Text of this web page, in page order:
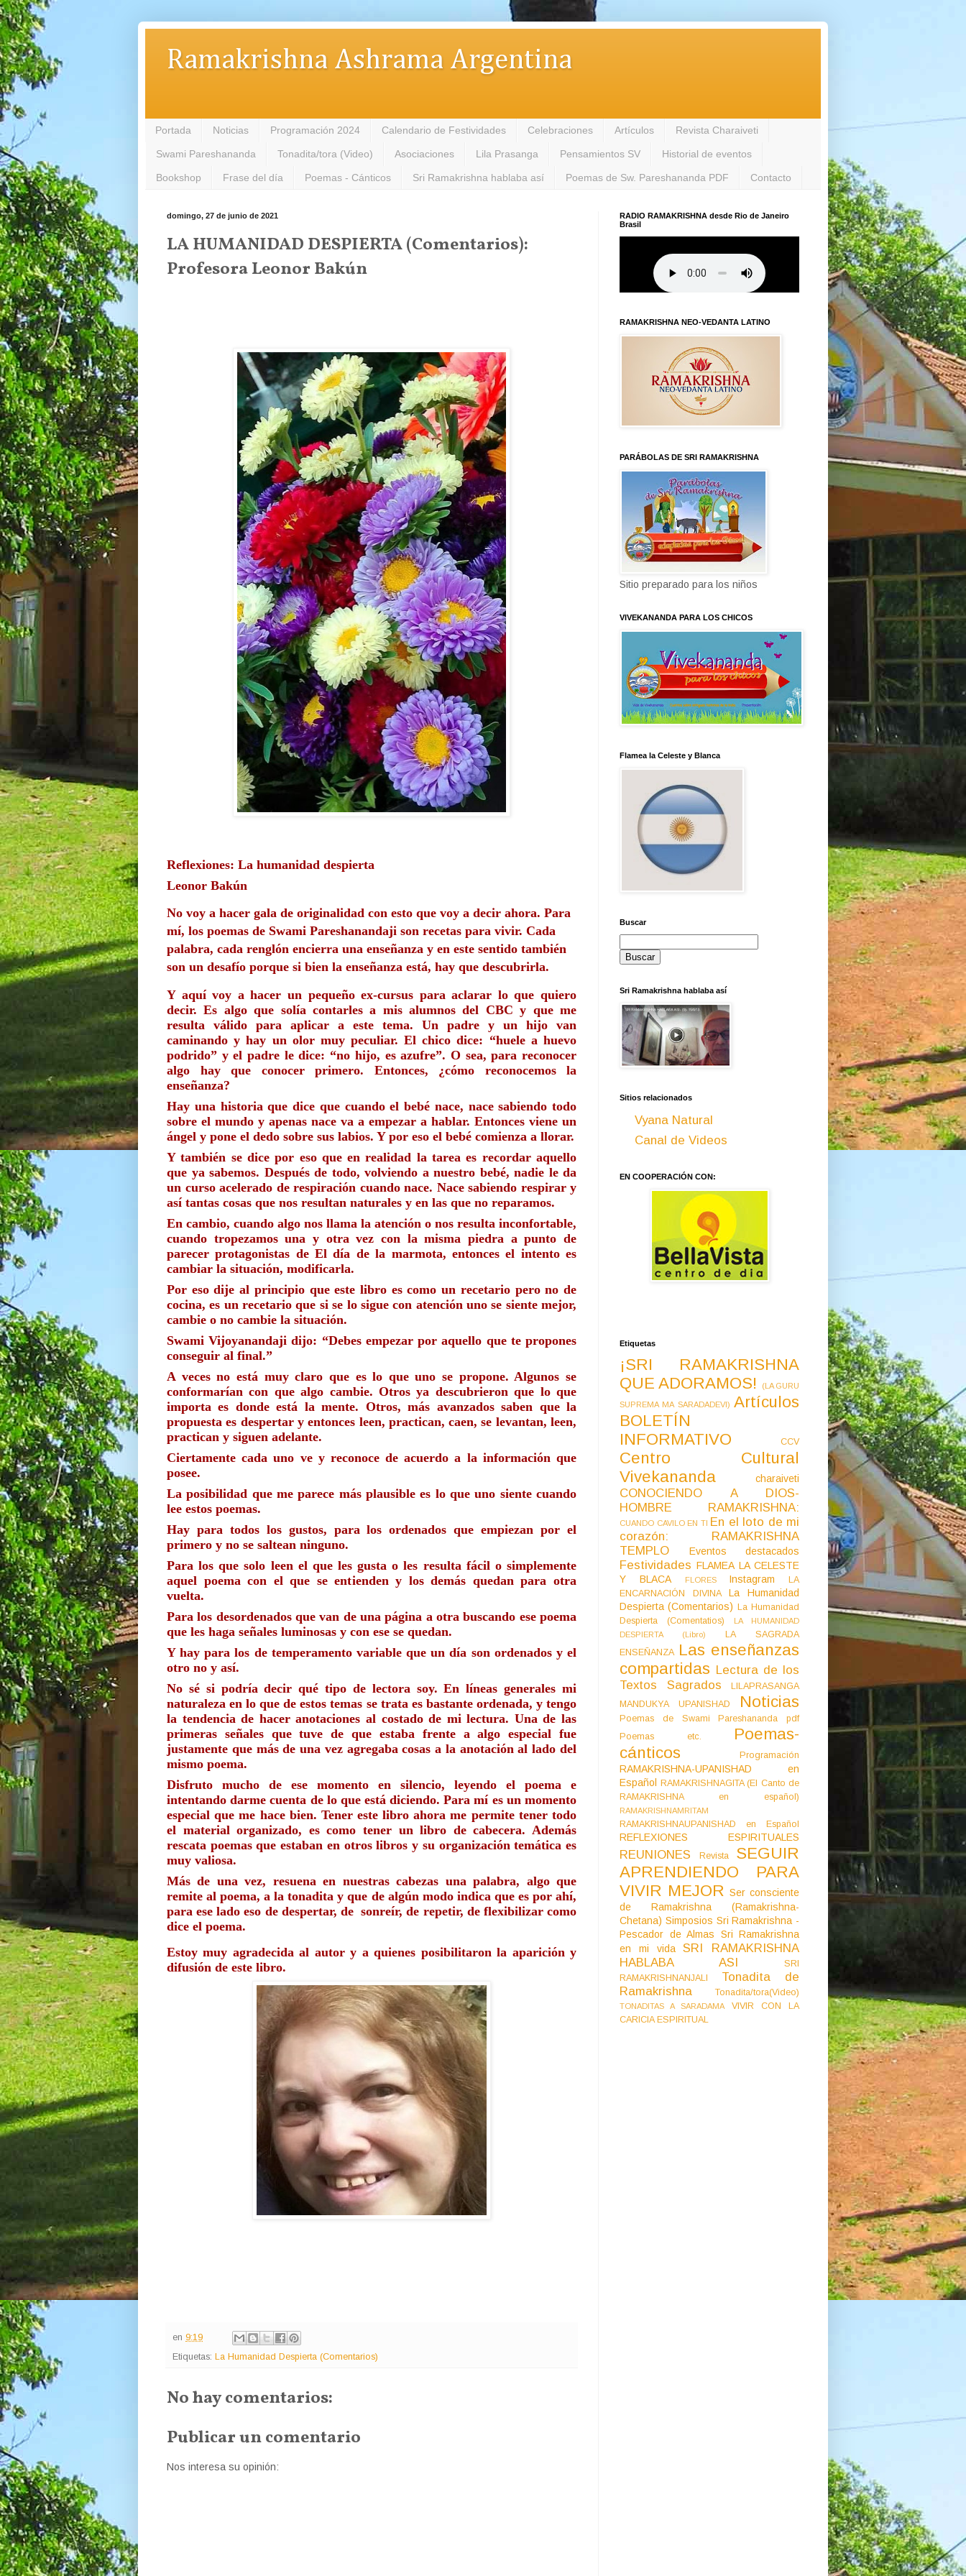
Ramakrishna Ashrama Argentina
Portada Noticias Programación 2024 Calendario de Festividades Celebraciones Artículos Revista Charaiveti
Swami Pareshananda Tonadita/tora (Video) Asociaciones Lila Prasanga Pensamientos SV Historial de eventos
Bookshop Frase del día Poemas - Cánticos Sri Ramakrishna hablaba así Poemas de Sw. Pareshananda PDF Contacto
domingo, 27 de junio de 2021
LA HUMANIDAD DESPIERTA (Comentarios):
Profesora Leonor Bakún
Reflexiones: La humanidad despierta
Leonor Bakún
No voy a hacer gala de originalidad con esto que voy a decir ahora. Para
mí, los poemas de Swami Pareshanandaji son recetas para vivir. Cada
palabra, cada renglón encierra una enseñanza y en este sentido también
son un desafío porque si bien la enseñanza está, hay que descubrirla.
Y aquí voy a hacer un pequeño ex-cursus para aclarar lo que quiero
decir. Es algo que solía contarles a mis alumnos del CBC y que me
resulta válido para aplicar a este tema. Un padre y un hijo van
caminando y hay un olor muy peculiar. El chico dice: “huele a huevo
podrido” y el padre le dice: “no hijo, es azufre”. O sea, para reconocer
algo hay que conocer primero. Entonces, ¿cómo reconocemos la
enseñanza?
Hay una historia que dice que cuando el bebé nace, nace sabiendo todo
sobre el mundo y apenas nace va a empezar a hablar. Entonces viene un
ángel y pone el dedo sobre sus labios. Y por eso el bebé comienza a llorar.
Y también se dice por eso que en realidad la tarea es recordar aquello
que ya sabemos. Después de todo, volviendo a nuestro bebé, nadie le da
un curso acelerado de respiración cuando nace. Nace sabiendo respirar y
así tantas cosas que nos resultan naturales y en las que no reparamos.
En cambio, cuando algo nos llama la atención o nos resulta inconfortable,
cuando tropezamos una y otra vez con la misma piedra a punto de
parecer protagonistas de El día de la marmota, entonces el intento es
cambiar la situación, modificarla.
Por eso dije al principio que este libro es como un recetario pero no de
cocina, es un recetario que si se lo sigue con atención uno se siente mejor,
cambie o no cambie la situación.
Swami Vijoyanandaji dijo: “Debes empezar por aquello que te propones
conseguir al final.”
A veces no está muy claro que es lo que uno se propone. Algunos se
conformarían con que algo cambie. Otros ya descubrieron que lo que
importa es donde está la mente. Otros, más avanzados saben que la
propuesta es despertar y entonces leen, practican, caen, se levantan, leen,
practican y siguen adelante.
Ciertamente cada uno ve y reconoce de acuerdo a la información que
posee.
La posibilidad que me parece más plausible es lo que uno siente cuando
lee estos poemas.
Hay para todos los gustos, para los ordenados que empiezan por el
primero y no se saltean ninguno.
Para los que solo leen el que les gusta o les resulta fácil o simplemente
aquel poema con el que se entienden y los demás quedan para otra
vuelta.
Para los desordenados que van de una página a otra buscando ese poema
que les haga señales luminosas y con ese se quedan.
Y hay para los de temperamento variable que un día son ordenados y el
otro no y así.
No sé si podría decir qué tipo de lectora soy. En líneas generales mi
naturaleza en lo que de estos temas se trata es bastante ordenada, y tengo
la tendencia de hacer anotaciones al costado de mi lectura. Una de las
primeras señales que tuve de que estaba frente a algo especial fue
justamente que más de una vez agregaba cosas a la anotación al lado del
mismo poema.
Disfruto mucho de ese momento en silencio, leyendo el poema e
intentando darme cuenta de lo que está diciendo. Para mí es un momento
especial que me hace bien. Tener este libro ahora me permite tener todo
el material organizado, es como tener un libro de cabecera. Además
rescata poemas que estaban en otros libros y su organización temática es
muy valiosa.
Más de una vez, resuena en nuestras cabezas una palabra, algo que
remite al poema, a la tonadita y que de algún modo indica que es por ahí,
para ese lado eso de despertar, de  sonreír, de repetir, de flexibilizar como
dice el poema.
Estoy muy agradecida al autor y a quienes posibilitaron la aparición y
difusión de este libro.
en 9:19
Etiquetas: La Humanidad Despierta (Comentarios)
No hay comentarios:
Publicar un comentario
Nos interesa su opinión:
RADIO RAMAKRISHNA desde Rio de Janeiro
Brasil
RAMAKRISHNA NEO-VEDANTA LATINO
PARÁBOLAS DE SRI RAMAKRISHNA
Sitio preparado para los niños
VIVEKANANDA PARA LOS CHICOS
Flamea la Celeste y Blanca
Buscar
Sri Ramakrishna hablaba así
Sitios relacionados
Vyana Natural
Canal de Videos
EN COOPERACIÓN CON:
Etiquetas
¡SRI RAMAKRISHNA
QUE ADORAMOS!
(LA GURU
SUPREMA MA SARADADEVI) Artículos
BOLETÍN
INFORMATIVO
CCV
Centro Cultural
Vivekananda
charaiveti
CONOCIENDO A DIOS-
HOMBRE RAMAKRISHNA:
CUANDO CAVILO EN TI En el loto de mi
corazón: RAMAKRISHNA
TEMPLO
Eventos destacados
Festividades FLAMEA LA CELESTE
Y BLACA
FLORES Instagram
LA
ENCARNACIÓN DIVINA
La Humanidad
Despierta (Comentarios)
La Humanidad
Despierta (Comentatios)
LA HUMANIDAD
DESPIERTA (Libro)
LA SAGRADA
ENSEÑANZA Las enseñanzas
compartidas Lectura de los
Textos Sagrados
LILAPRASANGA
MANDUKYA UPANISHAD
Noticias
Poemas de Swami Pareshananda pdf
Poemas etc.
Poemas-
cánticos
Programación
RAMAKRISHNA-UPANISHAD en
Español
RAMAKRISHNAGITA (El Canto de
RAMAKRISHNA en español)
RAMAKRISHNAMRITAM
RAMAKRISHNAUPANISHAD en Español
REFLEXIONES ESPIRITUALES
REUNIONES Revista
SEGUIR
APRENDIENDO PARA
VIVIR MEJOR Ser consciente
de Ramakrishna (Ramakrishna-
Chetana) Simposios Sri Ramakrishna -
Pescador de Almas
Sri Ramakrishna
en mi vida
SRI RAMAKRISHNA
HABLABA ASI
SRI
RAMAKRISHNANJALI
Tonadita de
Ramakrishna
Tonadita/tora(Video)
TONADITAS A SARADAMA
VIVIR CON LA
CARICIA ESPIRITUAL